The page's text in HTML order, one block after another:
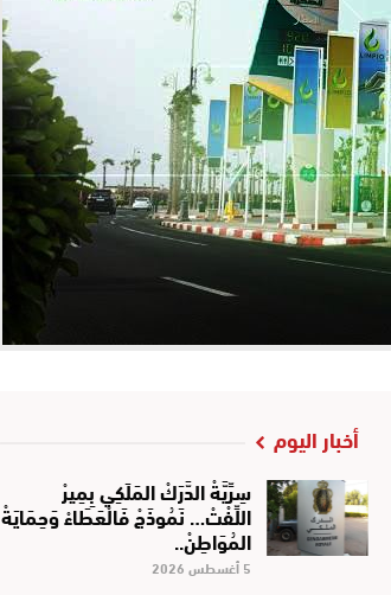
أخبار اليوم
سِرِّيَّةْ الدَّرَكْ المَلَكِي بِمِيرْ
اللِّفْتْ… نَمُوذَجْ فَالْعَطَاءْ وَحِمَايَةْ
المُوَاطِنْ..
5 أغسطس 2026